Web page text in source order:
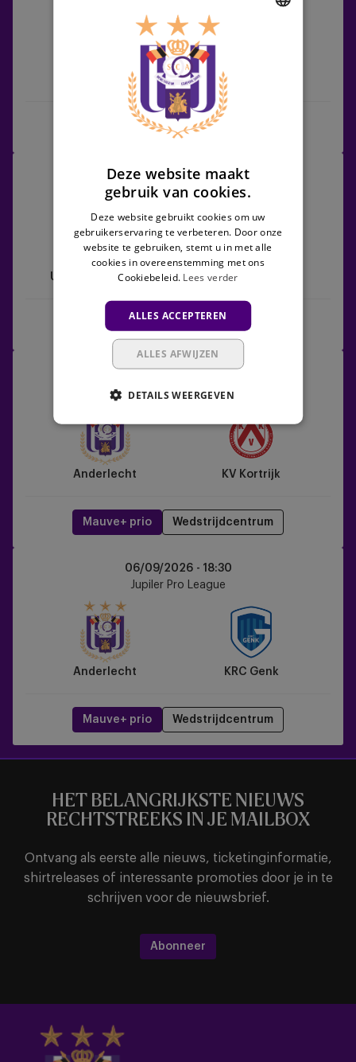
SK Beveren Anderlecht
Wedstrijdcentrum
Anderlecht
30/08/2026 - 18:30
Jupiler Pro League
Union Saint-Gilloise Anderlecht
Kortrijk
03/09/2026 -20:30
Anderlecht KV Kortrijk
Mauve+ prio Wedstrijdcentrum
06/09/2026 - 18:30
Jupiler Pro League
Anderlecht KRC Genk
Mauve+ prio Wedstrijdcentrum
HET BELANGRIJKSTE NIEUWS
RECHTSTREEKS IN JE MAILBOX
Ontvang als eerste alle nieuws, ticketinginformatie,
shirtreleases of interessante promoties door je in te
schrijven voor de nieuwsbrief.
Abonneer
Deze website maakt
gebruik van cookies.
Deze website gebruikt cookies om uw
gebruikerservaring te verbeteren. Door onze
website te gebruiken, stemt u in met alle
cookies in overeenstemming met ons
Cookiebeleid. Lees verder
ALLES ACCEPTEREN
ALLES AFWIJZEN
DETAILS WEERGEVEN